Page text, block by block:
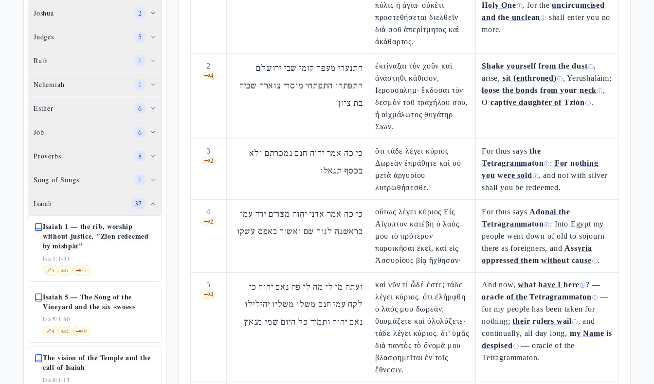
Joshua 2
Judges 5
Ruth 1
Nehemiah 1
Esther 6
Job 6
Proverbs 8
Song of Songs 1
Isaiah 37
Isaiah 1 — the rib, worship
without justice, "Zion redeemed
by mishpàt"
Isa 1:1-31
🔗5 📜7 🗝️55
Isaiah 5 — The Song of the
Vineyard and the six «woes»
Isa 5:1-30
🔗4 📜2 🗝️49
The vision of the Temple and the
call of Isaiah
Isa 6:1-13
πόλις ἡ ἁγία· οὐκέτι
προστεθήσεται διελθεῖν
διὰ σοῦ ἀπερίτμητος καὶ
ἀκάθαρτος.
Holy Oneⓘ, for theuncircumcised
and the unclean ⓘ shall enter you no
more.
2
🗝️4
התנערי מעפר קומי שבי ירושלם
התפתחו התפתחי מוסרי צוארך שביה
בת ציון
ἐκτίναξαι τὸν χοῦν καὶ
ἀνάστηθι κάθισον,
Ιερουσαλημ· ἔκδυσαι τὸν
δεσμὸν τοῦ τραχήλου σου,
ἡ αἰχμάλωτος θυγάτηρ
Σιων.
Shake yourself from the dustⓘ,
arise, sit (enthroned)ⓘ, Yerushalàim;
loose the bonds from your neckⓘ,
O captive daughter of Tziòn ⓘ.
3
🗝️2
כי כה אמר יהוה חנם נמכרתם ולא
בכסף תגאלו
ὅτι τάδε λέγει κύριος
Δωρεὰν ἐπράθητε καὶ οὐ
μετὰ ἀργυρίου
λυτρωθήσεσθε.
For thus saysthe
Tetragrammaton ⓘ: For nothing
you were sold ⓘ, and not with silver
shall you be redeemed.
4
🗝️2
כי כה אמר אדני יהוה מצרים ירד עמי
בראשנה לגור שם ואשור באפס עשקו
οὕτως λέγει κύριος Εἰς
Αἴγυπτον κατέβη ὁ λαός
μου τὸ πρότερον
παροικῆσαι ἐκεῖ, καὶ εἰς
Ἀσσυρίους βίᾳ ἤχθησαν·
For thus says Adonai the
Tetragrammaton ⓘ: Into Egypt my
people went down of old to sojourn
there as foreigners, and Assyria
oppressed them without causeⓘ.
5
🗝️4
ועתה מי לי מה לי פה נאם יהוה כי
לקח עמי חנם משלו משליו יהילילו
נאם יהוה ותמיד כל היום שמי מנאץ
καὶ νῦν τί ὧδέ ἐστε; τάδε
λέγει κύριος. ὅτι ἐλήμφθη
ὁ λαός μου δωρεάν,
θαυμάζετε καὶ ὀλολύζετε·
τάδε λέγει κύριος. δι’ ὑμᾶς
διὰ παντὸς τὸ ὄνομά μου
βλασφημεῖται ἐν τοῖς
ἔθνεσιν.
And now,what have I hereⓘ? —
oracle of the Tetragrammaton ⓘ —
for my people has been taken for
nothing;their rulers wailⓘ, and
continually, all day long, my Name is
despised ⓘ — oracle of the
Tetragrammaton.